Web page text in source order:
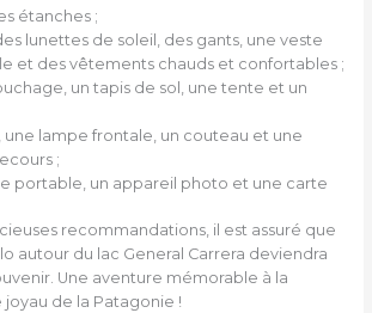
étanches ;
lunettes de soleil, des gants, une veste
et des vêtements chauds et confortables ;
un tapis de sol, une tente et un
une lampe frontale, un couteau et une
;
portable, un appareil photo et une carte
recommandations, il est assuré que
autour du lac General Carrera deviendra
Une aventure mémorable à la
de la Patagonie !